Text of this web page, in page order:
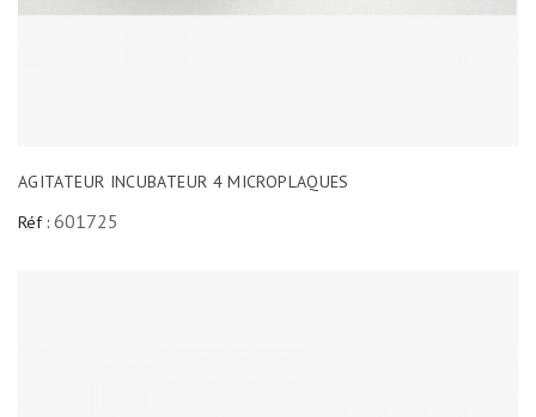
AGITATEUR INCUBATEUR 4 MICROPLAQUES
Réf : 601725